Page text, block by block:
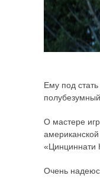
Ему под
О мастере
«Цинциннати
Очень